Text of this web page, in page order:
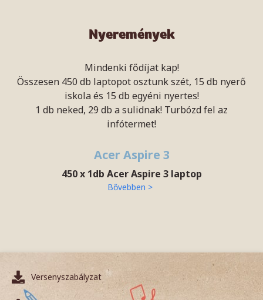
Nyeremények
Mindenki fődíjat kap!
Összesen 450 db laptopot osztunk szét, 15 db nyerő
iskola és 15 db egyéni nyertes!
1 db neked, 29 db a sulidnak! Turbózd fel az
infótermet!
Acer Aspire 3
450 x 1db Acer Aspire 3 laptop
Bővebben >
Versenyszabályzat